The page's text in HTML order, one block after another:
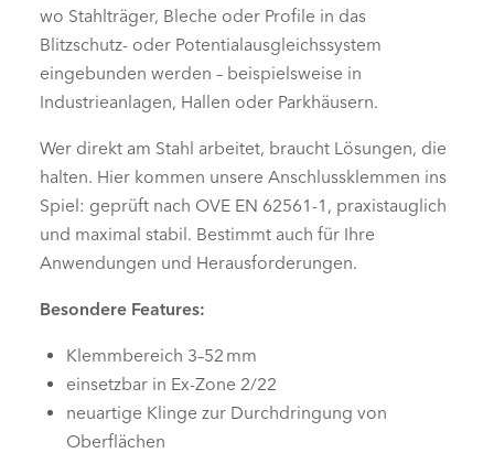
wo Stahlträger, Bleche oder Profile in das
Blitzschutz- oder Potentialausgleichssystem
eingebunden werden – beispielsweise in
Industrieanlagen, Hallen oder Parkhäusern.
Wer direkt am Stahl arbeitet, braucht Lösungen, die
halten. Hier kommen unsere Anschlussklemmen ins
Spiel: geprüft nach OVE EN 62561-1 , praxistauglich
und maximal stabil. Bestimmt auch für Ihre
Anwendungen und Herausforderungen.
Besondere Features:
Klemmbereich 3–52 mm
einsetzbar in Ex-Zone 2/22
neuartige Klinge zur Durchdringung von
Oberflächen